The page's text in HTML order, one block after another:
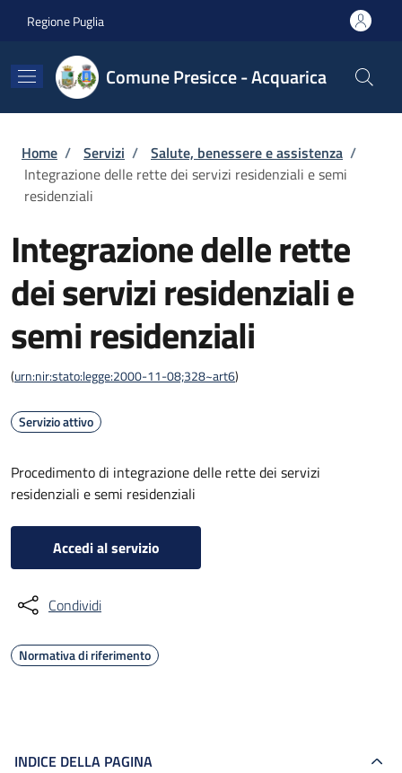
Regione Puglia
Comune Presicce - Acquarica
Briciole di pane
Home / Servizi / Salute, benessere e assistenza /
Integrazione delle rette dei servizi residenziali e semi
residenziali
Integrazione delle rette
dei servizi residenziali e
semi residenziali
(urn:nir:stato:legge:2000-11-08;328~art6)
Servizio attivo
Procedimento di integrazione delle rette dei servizi
residenziali e semi residenziali
Accedi al servizio
Condividi
Normativa di riferimento
INDICE DELLA PAGINA